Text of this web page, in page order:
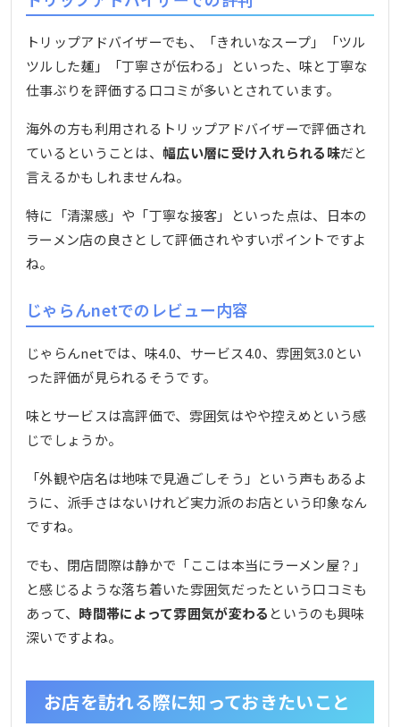
トリップアドバイザーでも、「きれいなスープ」「ツル
ツルした麺」「丁寧さが伝わる」といった、味と丁寧な
仕事ぶりを評価する口コミが多いとされています。
海外の方も利用されるトリップアドバイザーで評価され
ているということは、幅広い層に受け入れられる味だと
言えるかもしれませんね。
特に「清潔感」や「丁寧な接客」といった点は、日本の
ラーメン店の良さとして評価されやすいポイントですよ
ね。
じゃらんnetでのレビュー内容
じゃらんnetでは、味4.0、サービス4.0、雰囲気3.0とい
った評価が見られるそうです。
味とサービスは高評価で、雰囲気はやや控えめという感
じでしょうか。
「外観や店名は地味で見過ごしそう」という声もあるよ
うに、派手さはないけれど実力派のお店という印象なん
ですね。
でも、閉店間際は静かで「ここは本当にラーメン屋？」
と感じるような落ち着いた雰囲気だったという口コミも
あって、 時間帯によって雰囲気が変わる というのも興味
深いですよね。
お店を訪れる際に知っておきたいこと